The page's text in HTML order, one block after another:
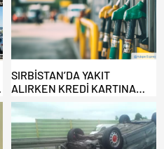
SIRBİSTAN’DA YAKIT
ALIRKEN KREDİ KARTINA
DİKKAT: MAĞDUR OLMAYIN!